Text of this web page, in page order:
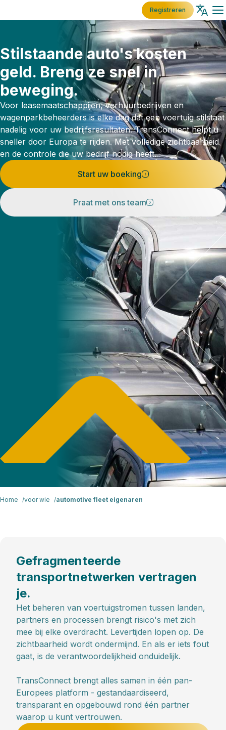
Registreren
Stilstaande auto's kosten
geld. Breng ze snel in
beweging.
Voor leasemaatschappijen, verhuurbedrijven en
wagenparkbeheerders is elke dag dat een voertuig stilstaat
nadelig voor uw bedrijfsresultaten. TransConnect helpt u
sneller door Europa te rijden. Met volledige zichtbaarheid
en de controle die uw bedrijf nodig heeft.
Start uw boeking
Praat met ons team
Home voor wie automotive fleet eigenaren
Gefragmenteerde
transportnetwerken vertragen
je.
Het beheren van voertuigstromen tussen landen,
partners en processen brengt risico's met zich
mee bij elke overdracht. Levertijden lopen op. De
zichtbaarheid wordt ondermijnd. En als er iets fout
gaat, is de verantwoordelijkheid onduidelijk.
TransConnect brengt alles samen in één pan-
Europees platform - gestandaardiseerd,
transparant en opgebouwd rond één partner
waarop u kunt vertrouwen.